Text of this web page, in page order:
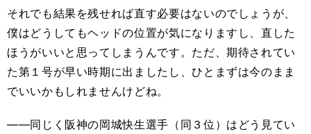
それでも結果を残せれば直す必要はないのでしょうが、
僕はどうしてもヘッドの位置が気になりますし、直した
ほうがいいと思ってしまうんです。ただ、期待されてい
た第１号が早い時期に出ましたし、ひとまずは今のまま
でいいかもしれませんけどね。
――同じく阪神の岡城快生選手（同３位）はどう見てい